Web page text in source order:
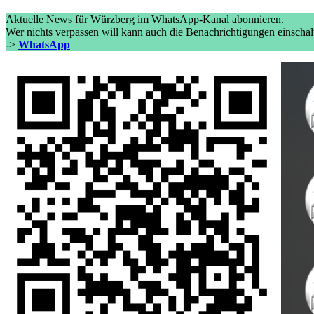
Aktuelle News für Würzberg im WhatsApp-Kanal abonnieren.
Wer nichts verpassen will kann auch die Benachrichtigungen
-> WhatsApp